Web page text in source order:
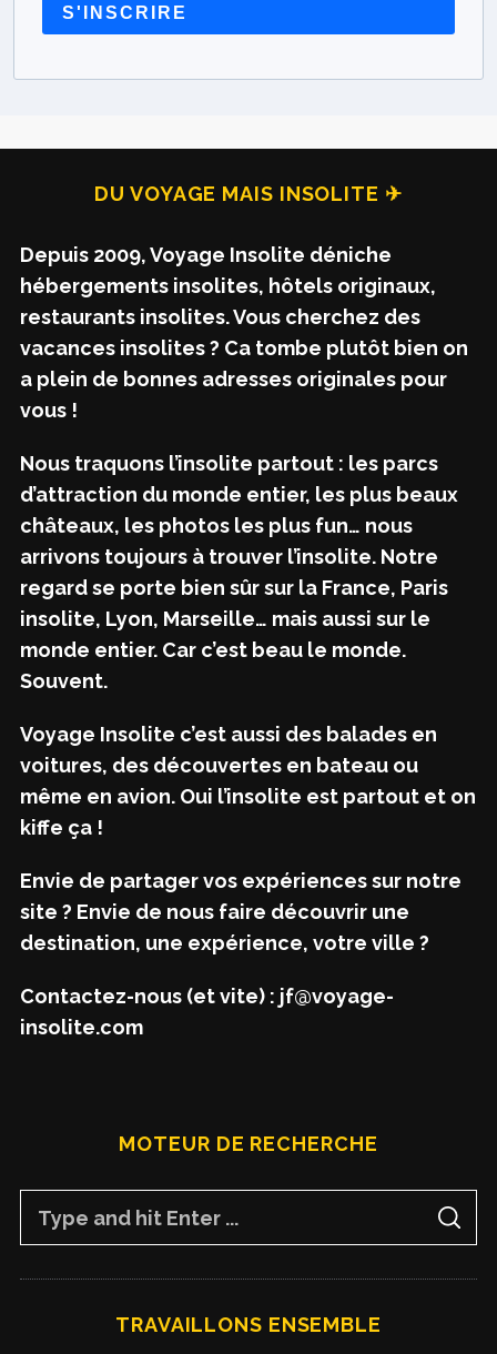
S'INSCRIRE
DU VOYAGE MAIS INSOLITE ✈
Depuis 2009, Voyage Insolite déniche
hébergements insolites, hôtels originaux,
restaurants insolites. Vous cherchez des
vacances insolites ? Ca tombe plutôt bien on
a plein de bonnes adresses originales pour
vous !
Nous traquons l’insolite partout : les parcs
d’attraction du monde entier, les plus beaux
châteaux, les photos les plus fun… nous
arrivons toujours à trouver l’insolite. Notre
regard se porte bien sûr sur la France, Paris
insolite, Lyon, Marseille… mais aussi sur le
monde entier. Car c’est beau le monde.
Souvent.
Voyage Insolite c’est aussi des balades en
voitures, des découvertes en bateau ou
même en avion. Oui l’insolite est partout et on
kiffe ça !
Envie de partager vos expériences sur notre
site ? Envie de nous faire découvrir une
destination, une expérience, votre ville ?
Contactez-nous (et vite) : jf@voyage-
insolite.com
MOTEUR DE RECHERCHE
S
A
C
TRAVAILLONS ENSEMBLE